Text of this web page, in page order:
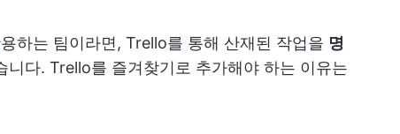
하는 팀이라면, Trello를 통해 산재된 작업을 명
니다. Trello를 즐겨찾기로 추가해야 하는 이유는